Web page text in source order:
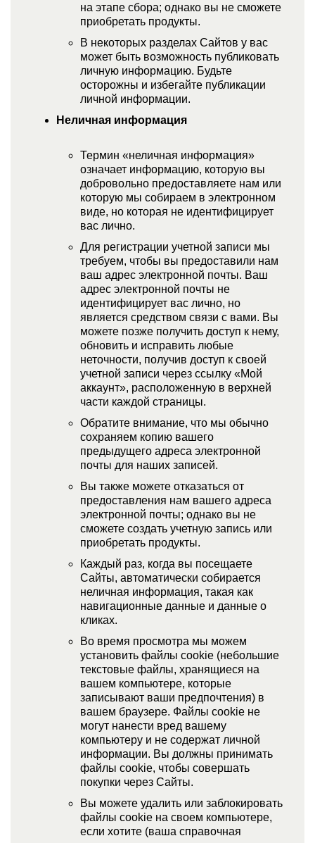
на этапе сбора; однако вы не сможете
приобретать продукты.
В некоторых разделах Сайтов у вас
может быть возможность публиковать
личную информацию. Будьте
осторожны и избегайте публикации
личной информации.
Неличная информация
Термин «неличная информация»
означает информацию, которую вы
добровольно предоставляете нам или
которую мы собираем в электронном
виде, но которая не идентифицирует
вас лично.
Для регистрации учетной записи мы
требуем, чтобы вы предоставили нам
ваш адрес электронной почты. Ваш
адрес электронной почты не
идентифицирует вас лично, но
является средством связи с вами. Вы
можете позже получить доступ к нему,
обновить и исправить любые
неточности, получив доступ к своей
учетной записи через ссылку «Мой
аккаунт», расположенную в верхней
части каждой страницы.
Обратите внимание, что мы обычно
сохраняем копию вашего
предыдущего адреса электронной
почты для наших записей.
Вы также можете отказаться от
предоставления нам вашего адреса
электронной почты; однако вы не
сможете создать учетную запись или
приобретать продукты.
Каждый раз, когда вы посещаете
Сайты, автоматически собирается
неличная информация, такая как
навигационные данные и данные о
кликах.
Во время просмотра мы можем
установить файлы cookie (небольшие
текстовые файлы, хранящиеся на
вашем компьютере, которые
записывают ваши предпочтения) в
вашем браузере. Файлы cookie не
могут нанести вред вашему
компьютеру и не содержат личной
информации. Вы должны принимать
файлы cookie, чтобы совершать
покупки через Сайты.
Вы можете удалить или заблокировать
файлы cookie на своем компьютере,
если хотите (ваша справочная